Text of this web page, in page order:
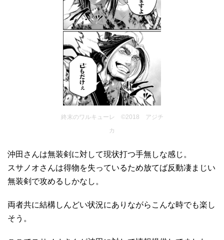
終末のワルキューレ ©2018 アジチ
カ
沖田さんは無装剣に対して現状打つ手無しな感じ。
スサノオさんは得物を失っているため放てば反動凄まじい
無装剣で攻めるしかなし。
両者共に結構しんどい状況にありながらこんな時でも楽し
そう。